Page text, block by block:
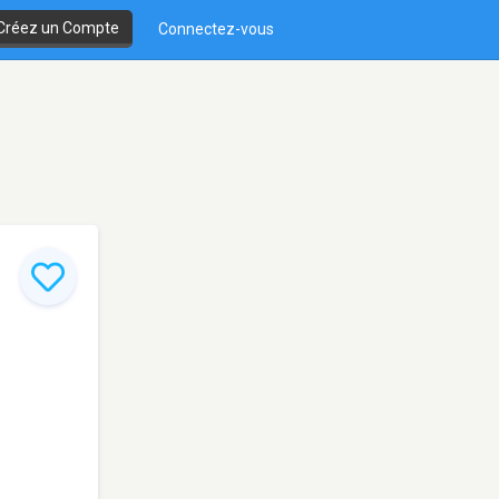
un Compte Connectez-vous